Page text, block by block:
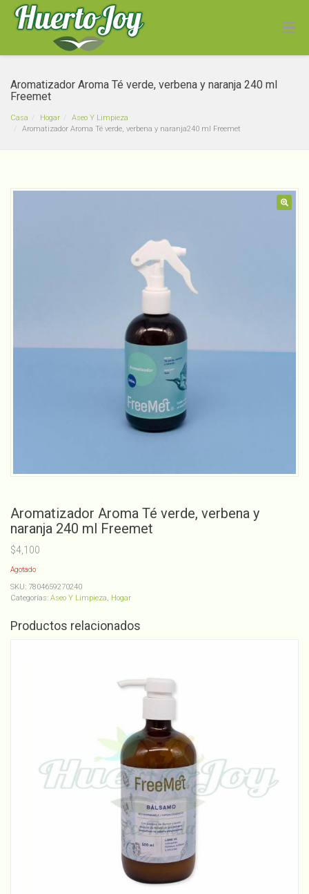
Aromatizador Aroma Té verde, verbena y naranja 240 ml
Freemet
Casa Hogar
Aseo Y Limpieza
Aromatizador Aroma Té verde, verbena y naranja240 ml Freemet
Aromatizador Aroma Té verde, verbena y
naranja 240 ml Freemet
$4,100
Agotado
SKU: 7804659270240
Categorías: Aseo Y Limpieza, Hogar
Productos relacionados
Dominó Grande Juguete
$7,000
+ ADD